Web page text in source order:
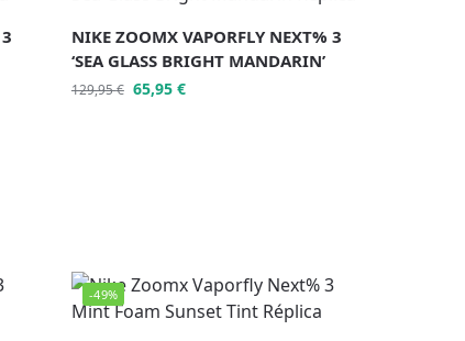
NIKE ZOOMX VAPORFLY NEXT% 3
‘SEA GLASS BRIGHT MANDARIN’
129,95€ 65,95 €
-49%